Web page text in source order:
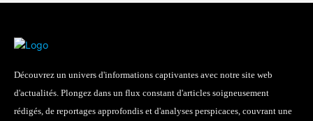
Découvrez un univers d'informations captivantes avec notre site web
d'actualités. Plongez dans un flux constant d'articles soigneusement
rédigés, de reportages approfondis et d'analyses perspicaces, couvrant une